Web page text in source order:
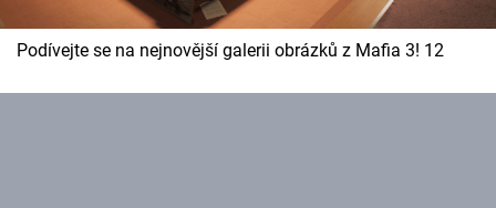
Podívejte se na nejnovější galerii obrázků z Mafia 3! 12